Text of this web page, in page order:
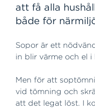
att få alla
både för
Sopor är ett
in blir värme och el
Men för att
vid tömning och
att det legat löst. I